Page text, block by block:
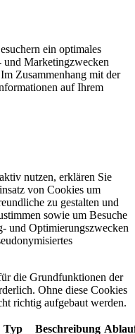
ein optimales
und Marketingzwecken
Zusammenhang mit der
auf Ihrem
nutzen, erklären Sie
von Cookies um
zu gestalten und
sowie um Besuche
und Optimierungszwecken
die Grundfunktionen der
Ohne diese Cookies
richtig aufgebaut werden.
Typ Beschreibung